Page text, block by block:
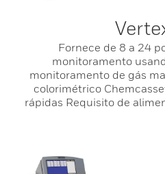
Fornece de 8 a 24
monitoramento
monitoramento de gás
colorimétrico
rápidas Requisito de